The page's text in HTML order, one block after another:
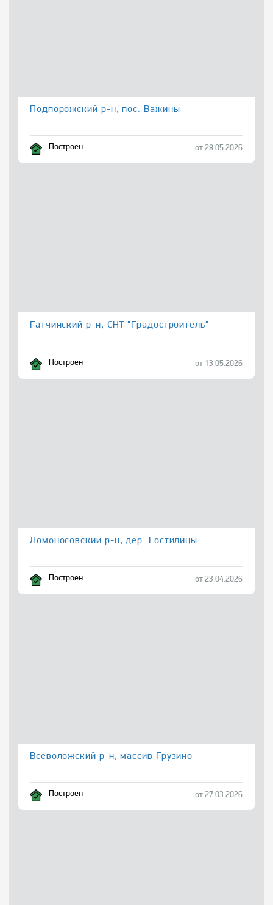
Подпорожский р-н, пос. Важины
Построен от 28.05.2026
Гатчинский р-н, СНТ "Градостроитель"
Построен от 13.05.2026
Ломоносовский р-н, дер. Гостилицы
Построен от 23.04.2026
Всеволожский р-н, массив Грузино
Построен от 27.03.2026